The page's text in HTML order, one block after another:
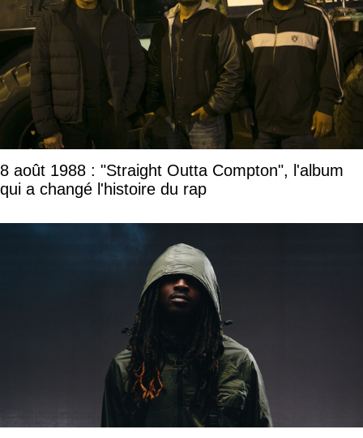
8 août 1988 : "Straight Outta Compton", l'album
qui a changé l'histoire du rap